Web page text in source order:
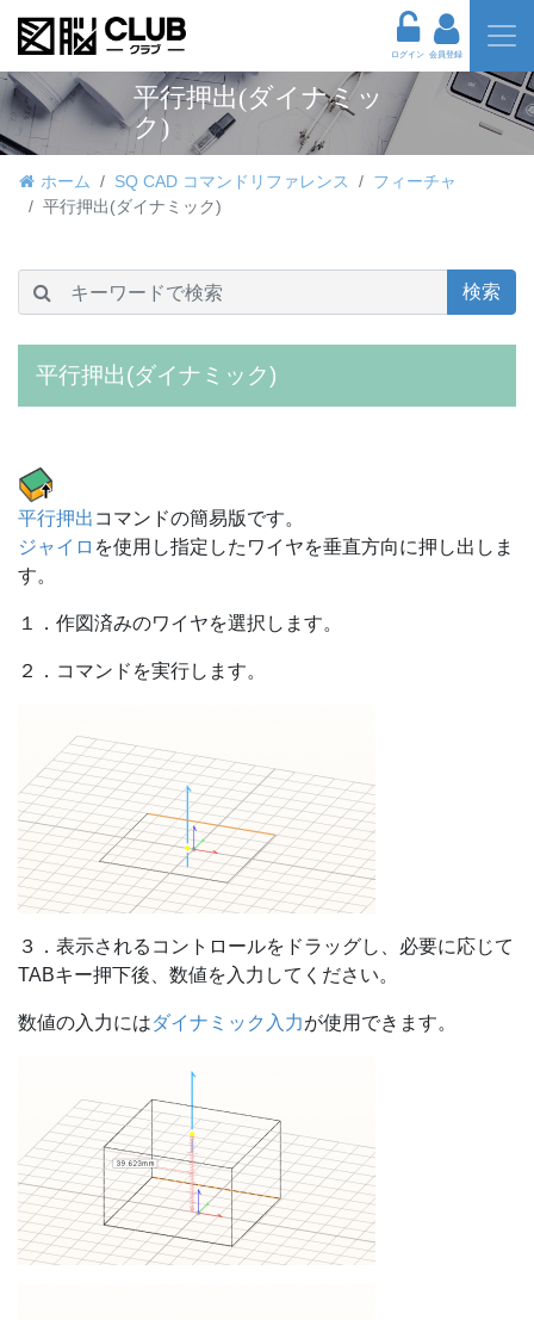
ログイン 会員登録
平行押出(ダイナミッ
ク)
ホーム SQ CAD コマンドリファレンス
フィーチャ
平行押出(ダイナミック)
検索
平行押出(ダイナミック)
平行押出 コマンドの簡易版です。
ジャイロ を使用し指定したワイヤを垂直方向に押し出しま
す。
１．作図済みのワイヤを選択します。
２．コマンドを実行します。
３．表示されるコントロールをドラッグし、必要に応じて
TABキー押下後、数値を入力してください。
数値の入力にはダイナミック入力が使用できます。